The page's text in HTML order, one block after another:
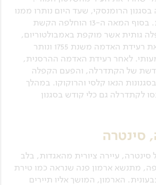
בסגנון הרומנסקי, שעד היום נותרו ממנו
שרידים לתזכורת. בסוף המאה ה-13 הוחלפה הקשת
גותית אשר מוקפת באמבולטוריום,
שהצליח לשרוד את רעידת האדמה משנת 1755 ונותר
לאחר רעידת האדמה ההרסנית,
של הקתדרלה, והפעם הקפלה
הנאו קלסי והרוקוקו. במהלך
17 הוכנסו לקתדרלה גם כלי קודש בסגנון
סינטרה
עיירה ציורית מהאגדות, בלב
מתנשא ארמון פנה שנראה כמו טירת
הארמון, המושך אליו תיירים